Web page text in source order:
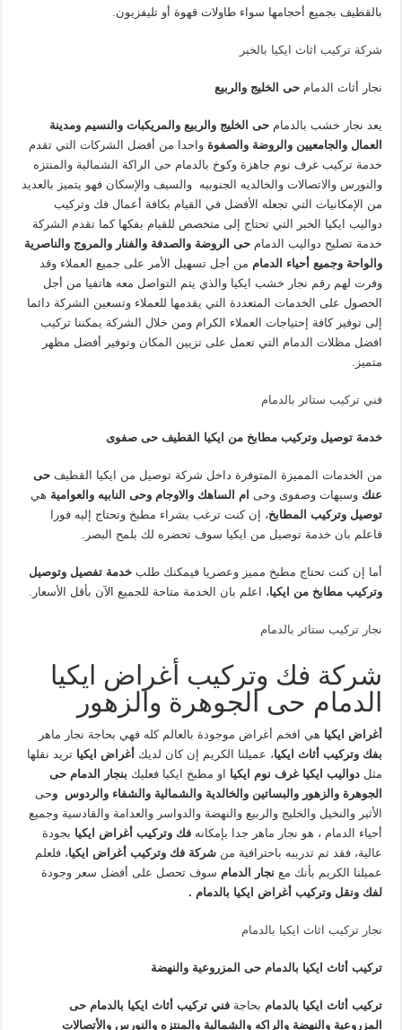
بالقطيف بجميع أحجامها سواء طاولات قهوة أو تليفزيون.
شركة تركيب اثاث ايكيا بالخبر
نجار أثاث الدمامحى الخليج والربيع
يعد نجار خشب بالدمامحى الخليج والربيع والمريكبات والنسيم ومدينة
العمال والجامعيين والروضة والصفوة واحدا من أفضل الشركات التي تقدم
خدمة تركيب غرف نوم جاهزة وكوخ بالدمام حى الراكة الشمالية والمنتزه
والنورس والاتصالات والخالديه الجنوبيه والسيف والإسكان فهو يتميز بالعديد
من الإمكانيات التي تجعله الأفضل في القيام بكافة أعمال فك وتركيب
دواليب ايكيا الخبر التي تحتاج إلى متخصص للقيام بفكها كما تقدم الشركة
خدمة تصليح دواليب الدمامحى الروضة والصدفة والفنار والمروج والناصرية
والواحة وجميع أحياء الدمام من أجل تسهيل الأمر على جميع العملاء وقد
وفرت لهم رقم نجار خشب ايكيا والذي يتم التواصل معه هاتفيا من أجل
الحصول على الخدمات المتعددة التي يقدمها للعملاء وتسعين الشركة دائما
إلى توفير كافة إحتياجات العملاء الكرام ومن خلال الشركة يمكننا تركيب
افضل مظلات الدمام التي تعمل على تزيين المكان وتوفير أفضل مظهر
متميز.
فني تركيب ستائر بالدمام
خدمة توصيل وتركيب مطابخ من ايكيا القطيفحى صفوى
من الخدمات المميزة المتوفرة داخل شركة توصيل من ايكيا القطيفحى
عنك وسيهات وصفوى وحى ام الساهك والاوجام وحى النابيه والعوامية هي
توصيل وتركيب المطابخ، إن كنت ترغب بشراء مطبخ وتحتاج إليه فورا
فاعلم بان خدمة توصيل من ايكيا سوف تحضره لك بلمح البصر.
أما إن كنت تحتاج مطبخ مميز وعصريا فيمكنك طلبخدمة تفصيل وتوصيل
وتركيب مطابخ من ايكيا، اعلم بان الخدمة متاحة للجميع الآن بأقل الأسعار.
نجار تركيب ستائر بالدمام
شركة فك وتركيب أغراض ايكيا
الدمام حى الجوهرة والزهور
أغراض ايكيا هي افخم أغراض موجودة بالعالم كله فهي بحاجة نجار ماهر
بفك وتركيب أثاث ايكيا، عميلنا الكريم إن كان لديك أغراض ايكيا تريد نقلها
مثلدواليب ايكيا غرف نوم ايكيا او مطبخ ايكيا فعليك بنجار الدمامحى
الجوهرة والزهور والبساتين والخالدية والشمالية والشفاء والردوسوحى
الأثير والنخيل والخليج والربيع والنهضة والدواسر والعدامة والقادسية وجميع
أحياء الدمام ، هو نجار ماهر جدا بإمكانهفك وتركيب أغراض ايكيا بجودة
عالية، فقد تم تدريبه باحترافية منشركة فك وتركيب أغراض ايكيا، فلعلم
عميلنا الكريم بأنك مع نجار الدمام سوف تحصل على أفضل سعر وجودة
لفك ونقل وتركيب أغراض ايكيا بالدمام .
نجار تركيب اثاث ايكيا بالدمام
تركيب أثاث ايكيا بالدمام حى المزروعية والنهضة
تركيب أثاث ايكيا بالدمام بحاجةفني تركيب أثاث ايكيا بالدمامحى
المزروعية والنهضة والراكه والشمالية والمنتزه والنورس والأتصالات